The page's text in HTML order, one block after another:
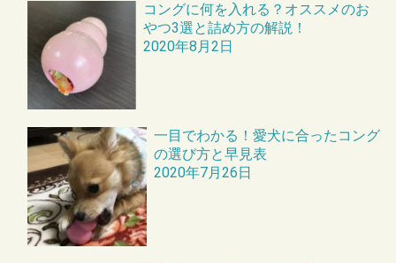
コングに何を入れる？オススメのお
やつ3選と詰め方の解説！
2020年8月2日
一目でわかる！愛犬に合ったコング
の選び方と早見表
2020年7月26日